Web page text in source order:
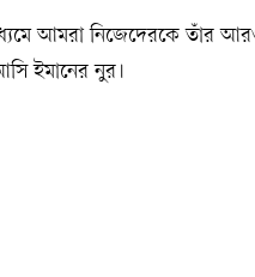
আমরা নিজেদেরকে তাঁর
ইমানের নুর।